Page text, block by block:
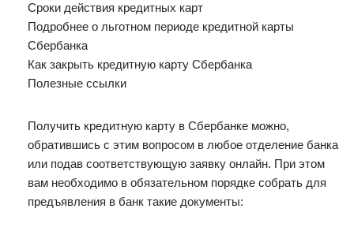
Сроки действия кредитных карт
Подробнее о льготном периоде кредитной карты
Сбербанка
Как закрыть кредитную карту Сбербанка
Полезные ссылки
Получить кредитную карту в Сбербанке можно,
обратившись с этим вопросом в любое отделение банка
или подав соответствующую заявку онлайн. При этом
вам необходимо в обязательном порядке собрать для
предъявления в банк такие документы: